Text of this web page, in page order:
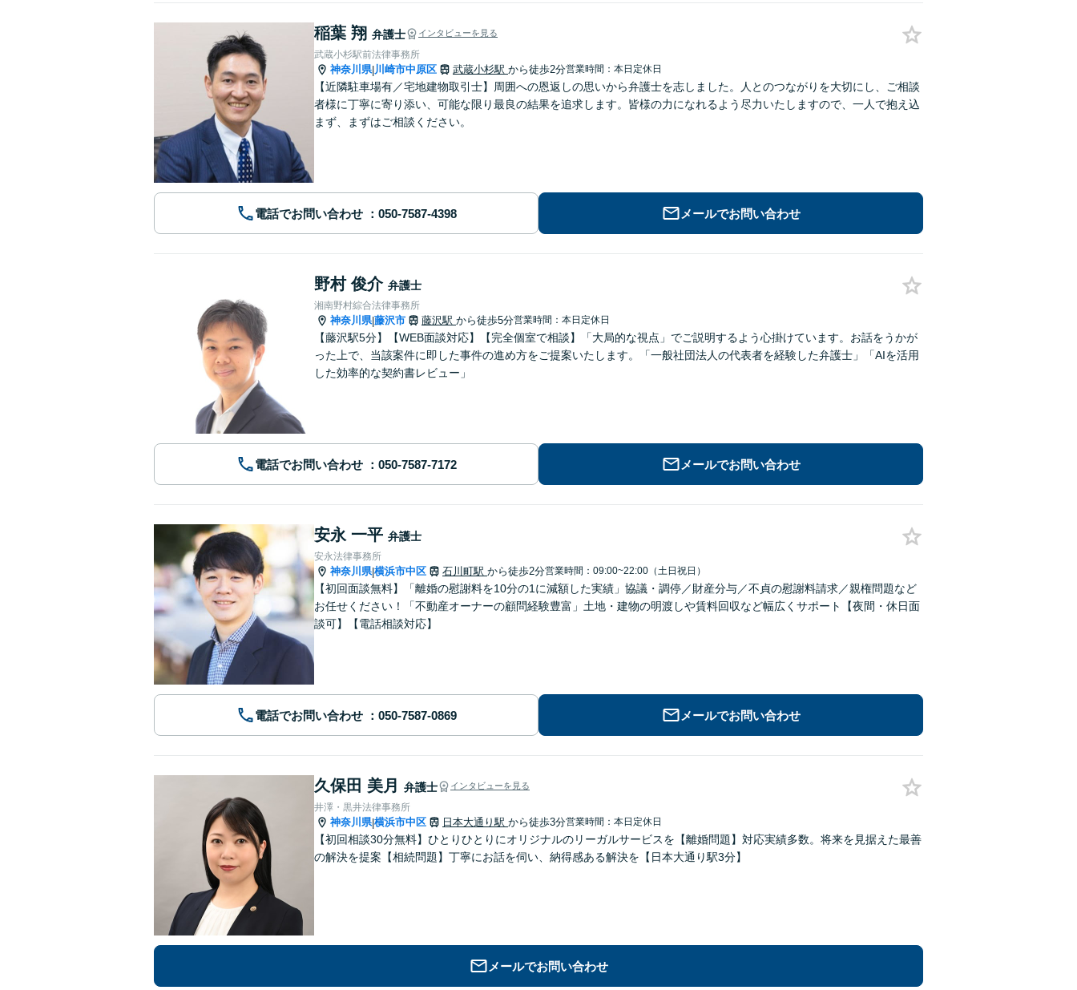
稲葉 翔 弁護士 インタビューを見る
武蔵小杉駅前法律事務所
神奈川県|川崎市中原区 武蔵小杉駅 から徒歩2分営業時間：本日定休日
【近隣駐車場有／宅地建物取引士】周囲への恩返しの思いから弁護士を志しました。人とのつながりを大切にし、ご相談
者様に丁寧に寄り添い、可能な限り最良の結果を追求します。皆様の力になれるよう尽力いたしますので、一人で抱え込
まず、まずはご相談ください。
電話でお問い合わせ メールでお問い合わせ
野村 俊介 弁護士
湘南野村綜合法律事務所
神奈川県|藤沢市 藤沢駅 から徒歩5分営業時間：本日定休日
【藤沢駅5分】【WEB面談対応】【完全個室で相談】「大局的な視点」でご説明するよう心掛けています。お話をうかが
った上で、当該案件に即した事件の進め方をご提案いたします。「一般社団法人の代表者を経験した弁護士」「AIを活用
した効率的な契約書レビュー」
電話でお問い合わせ メールでお問い合わせ
安永 一平 弁護士
安永法律事務所
神奈川県|横浜市中区 石川町駅 から徒歩2分営業時間：09:00~22:00（土日祝日）
【初回面談無料】「離婚の慰謝料を10分の1に減額した実績」協議・調停／財産分与／不貞の慰謝料請求／親権問題など
お任せください！「不動産オーナーの顧問経験豊富」土地・建物の明渡しや賃料回収など幅広くサポート【夜間・休日面
談可】【電話相談対応】
電話でお問い合わせ メールでお問い合わせ
久保田 美月 弁護士 インタビューを見る
井澤・黒井法律事務所
神奈川県|横浜市中区 日本大通り駅 から徒歩3分営業時間：本日定休日
【初回相談30分無料】ひとりひとりにオリジナルのリーガルサービスを【離婚問題】対応実績多数。将来を見据えた最善
の解決を提案【相続問題】丁寧にお話を伺い、納得感ある解決を【日本大通り駅3分】
メールでお問い合わせ